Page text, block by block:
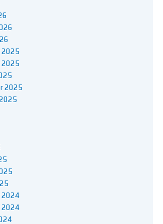
2025
2025
2025
2024
2024